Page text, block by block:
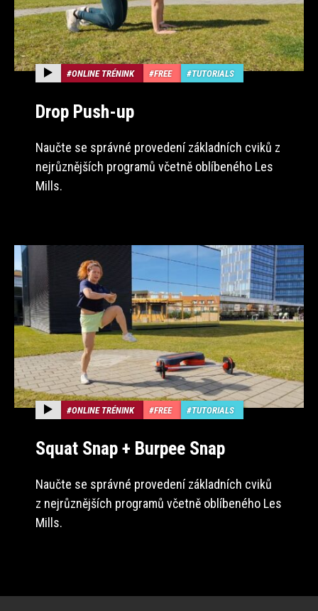
ONLINE TRÉNINK FREE TUTORIALS
Drop Push-up
Naučte se správné provedení základních cviků z
nejrůznějších programů včetně oblíbeného Les
Mills.
ONLINE TRÉNINK FREE TUTORIALS
Squat Snap + Burpee Snap
Naučte se správné provedení základních cviků
z nejrůznějších programů včetně oblíbeného Les
Mills.